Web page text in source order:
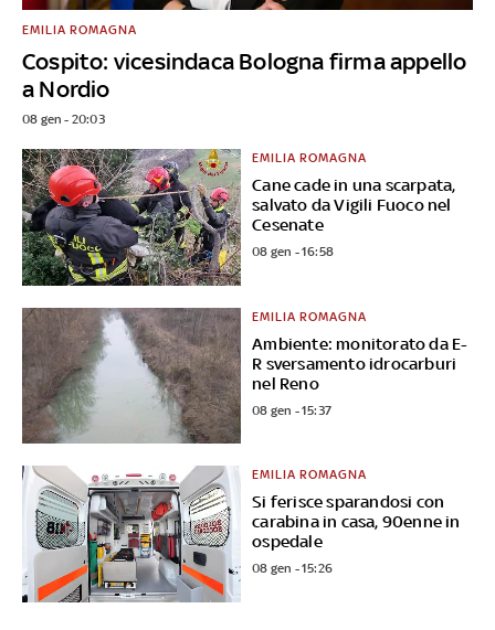
Cospito: vicesindaca Bologna firma appello
a Nordio
EMILIA ROMAGNA
08 gen - 20:03
Cane cade in una scarpata,
salvato da Vigili Fuoco nel
Cesenate
EMILIA ROMAGNA
08 gen - 16:58
Ambiente: monitorato da E-
R sversamento idrocarburi
nel Reno
EMILIA ROMAGNA
08 gen - 15:37
Si ferisce sparandosi con
carabina in casa, 90enne in
ospedale
EMILIA ROMAGNA
08 gen - 15:26